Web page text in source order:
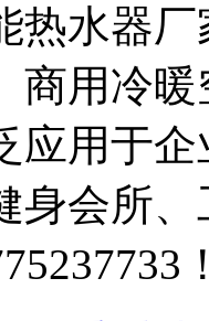
热水器
商用冷
应用于
身会所